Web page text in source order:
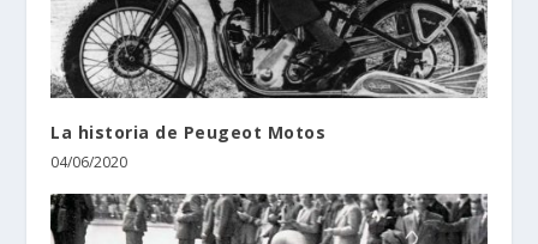
La historia de Peugeot Motos
04/06/2020